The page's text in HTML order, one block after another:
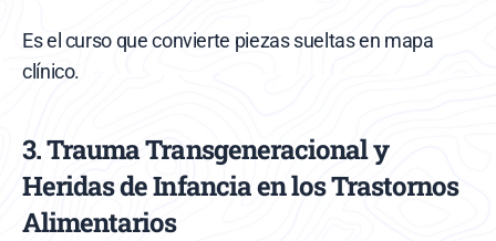
Es el curso que convierte piezas sueltas en mapa
clínico.
3. Trauma Transgeneracional y
Heridas de Infancia en los Trastornos
Alimentarios